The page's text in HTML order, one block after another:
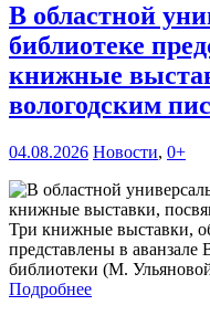
В областной
библиотеке
книжные
вологодским
04.08.2026 Новости, 0+
Три книжные выставки,
представлены в аванзале
библиотеки (М.
Подробнее